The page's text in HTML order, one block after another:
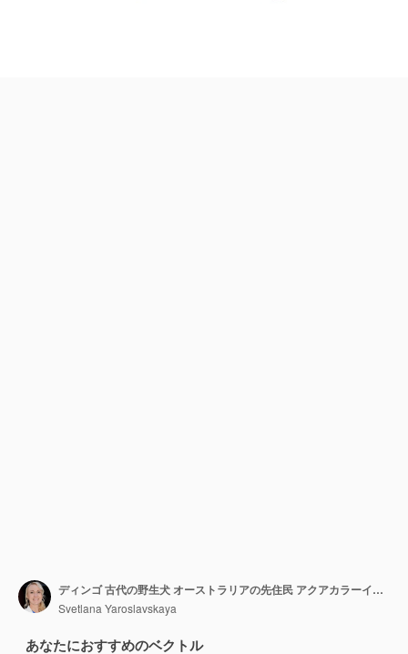
ディンゴ 古代の野生犬 オーストラリアの先住民 アクアカラーイラスト
Svetlana Yaroslavskaya
あなたにおすすめのベクトル